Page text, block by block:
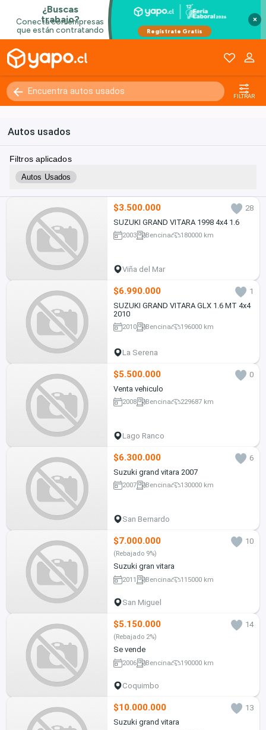
×
FILTRAR
Autos usados
Filtros aplicados
Autos Usados
$3.500.000
28
SUZUKI GRAND VITARA 1998 4x4 1.6
2003 Bencina 180000 km
Viña del Mar
$6.990.000
1
SUZUKI GRAND VITARA GLX 1.6 MT 4x4
2010
2010 Bencina 196000 km
La Serena
$5.500.000
0
Venta vehiculo
2008 Bencina 229687 km
Lago Ranco
$6.300.000
6
Suzuki grand vitara 2007
2007 Bencina 130000 km
San Bernardo
$7.000.000 10
(Rebajado 9%)
Suzuki gran vitara
2011 Bencina 115000 km
San Miguel
$5.150.000 14
(Rebajado 2%)
Se vende
2006 Bencina 190000 km
Coquimbo
$10.000.000
13
Suzuki grand vitara